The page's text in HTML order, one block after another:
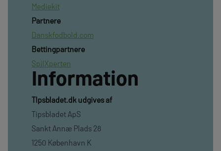
Mediekit
Partnere
Danskfodbold.com
Bettingpartnere
SpilXperten
Information
TIpsbladet.dk udgives af
Tipsbladet ApS
Sankt Annæ Plads 28
1250 København K